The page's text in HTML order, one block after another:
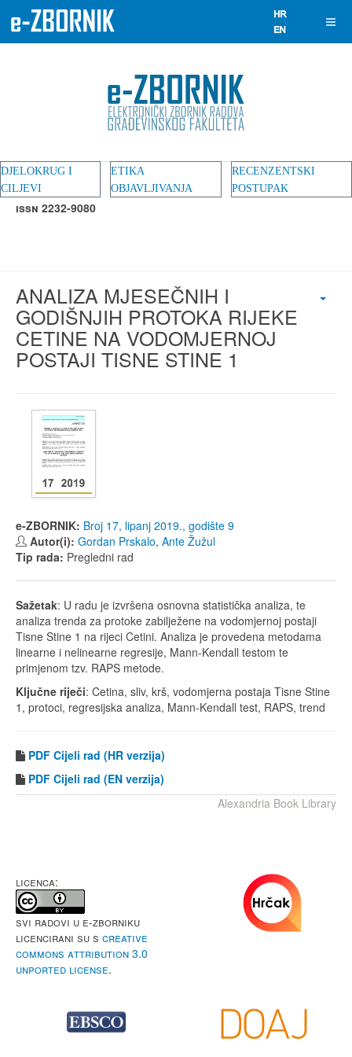
DJELOKRUG I
CILJEVI
ETIKA
OBJAVLJIVANJA
RECENZENTSKI
POSTUPAK
ISSN 2232-9080
ANALIZA MJESEČNIH I
GODIŠNJIH PROTOKA RIJEKE
CETINE NA VODOMJERNOJ
POSTAJI TISNE STINE 1
e-ZBORNIK: Broj 17, lipanj 2019., godište 9
Autor(i): Gordan Prskalo, Ante Žužul
Tip rada: Pregledni rad
Sažetak: U radu je izvršena osnovna statistička analiza, te
analiza trenda za protoke zabilježene na vodomjernoj postaji
Tisne Stine 1 na rijeci Cetini. Analiza je provedena metodama
linearne i nelinearne regresije, Mann-Kendall testom te
primjenom tzv. RAPS metode.
Ključne riječi: Cetina, sliv, krš, vodomjerna postaja Tisne Stine
1, protoci, regresijska analiza, Mann-Kendall test, RAPS, trend
PDF Cijeli rad (HR verzija)
PDF Cijeli rad (EN verzija)
Alexandria Book Library
LICENCA:
Svi radovi u e-Zborniku
licencirani su s Creative
Commons Attribution 3.0
Unported License.